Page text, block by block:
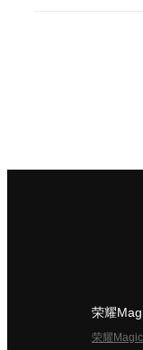
荣耀
荣耀